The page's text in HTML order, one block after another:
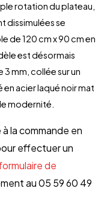
rotation du plateau,
dissimulées se
de 120 cm x 90 cm en
est désormais
mm, collée sur un
acier laqué noir mat
modernité.
la commande en
effectuer un
de
au 05 59 60 49